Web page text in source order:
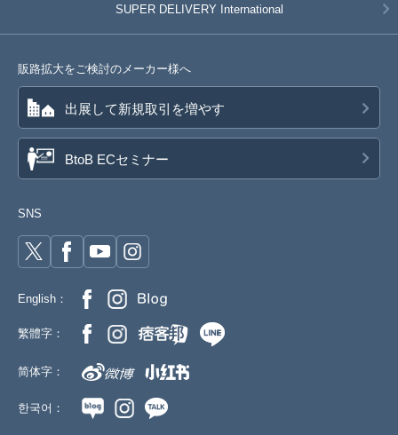
SUPER DELIVERY International
販路拡大をご検討のメーカー様へ
出展して新規取引を増やす
BtoB ECセミナー
SNS
English：
繁體字：
简体字：
한국어：